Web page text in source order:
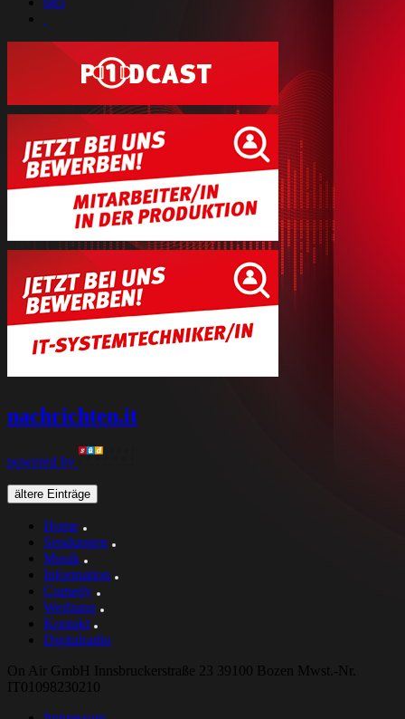
nachrichten.it
powered by
ältere Einträge
Home
Sendungen
Musik
Information
Comedy
Werbung
Kontakt
Digitalradio
On Air GmbH Innsbruckerstraße 23 39100 Bozen Mwst.-Nr.
IT01098230210